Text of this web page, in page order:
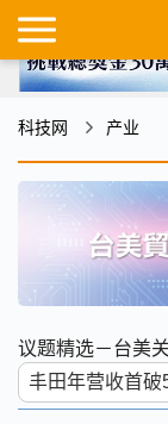
科技网 产业
议题精选－台美